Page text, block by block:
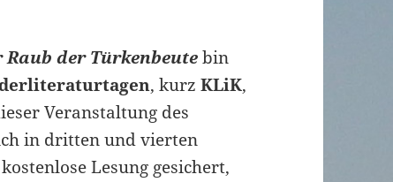
der Türkenbeutebin
, kurzKLiK,
Veranstaltung des
in dritten und vierten
Lesung gesichert,